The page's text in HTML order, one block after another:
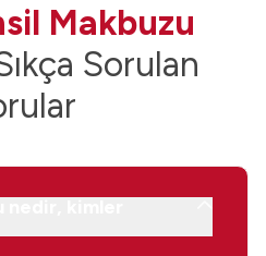
Makbuzu
Sorulan